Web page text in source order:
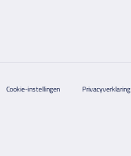
Cookie-instellingen Privacyverklaring